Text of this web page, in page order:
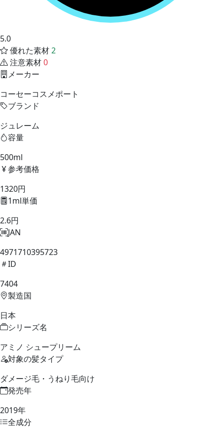
5.0
優れた素材2
注意素材0
メーカー
コーセーコスメポート
ブランド
ジュレーム
容量
500ml
参考価格
1320円
1ml単価
2.6円
JAN
4971710395723
ID
7404
製造国
日本
シリーズ名
アミノ シュープリーム
対象の髪タイプ
ダメージ毛・うねり毛向け
発売年
2019年
全成分